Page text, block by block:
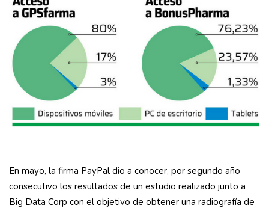
En mayo, la firma PayPal dio a conocer, por segundo año
consecutivo los resultados de un estudio realizado junto a
Big Data Corp con el objetivo de obtener una radiografía de